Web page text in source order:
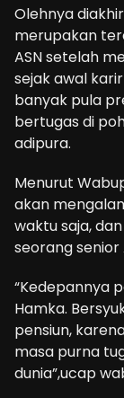
Olehnya
merupakan
ASN setelah
sejak awal
banyak pula
bertugas di
adipura.
Menurut
akan
waktu saja,
seorang senior
“Kedepannya
Hamka.
pensiun,
masa purna
dunia”,ucap